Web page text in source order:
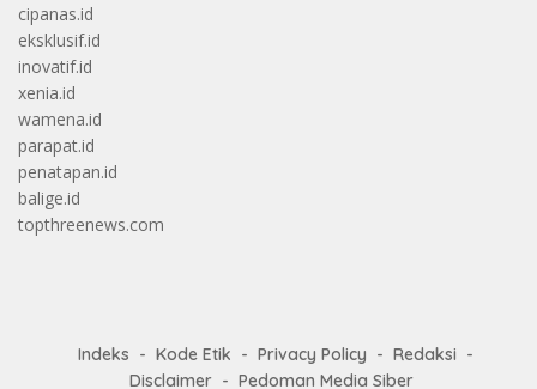
cipanas.id
eksklusif.id
inovatif.id
xenia.id
wamena.id
parapat.id
penatapan.id
balige.id
topthreenews.com
Indeks Kode Etik Privacy Policy
Redaksi
Disclaimer
Pedoman Media Siber